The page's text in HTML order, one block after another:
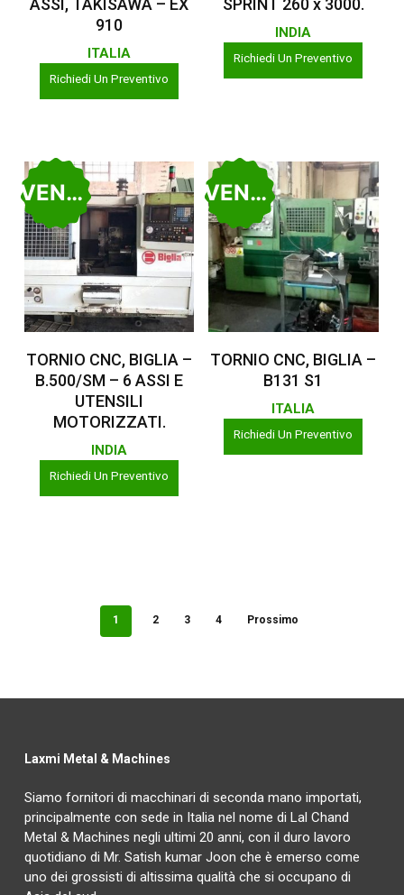
ASSI, TAKISAWA – EX
910
ITALIA
Richiedi Un Preventivo
SPRINT 260 x 3000.
INDIA
Richiedi Un Preventivo
VENDUTO
TORNIO CNC, BIGLIA –
B.500/SM – 6 ASSI E
UTENSILI
MOTORIZZATI.
INDIA
Richiedi Un Preventivo
VENDUTO
TORNIO CNC, BIGLIA –
B131 S1
ITALIA
Richiedi Un Preventivo
1 2 3 4 Prossimo
Laxmi Metal & Machines
Siamo fornitori di macchinari di seconda mano importati,
principalmente con sede in Italia nel nome di Lal Chand
Metal & Machines negli ultimi 20 anni, con il duro lavoro
quotidiano di Mr. Satish kumar Joon che è emerso come
uno dei grossisti di altissima qualità che si occupano di